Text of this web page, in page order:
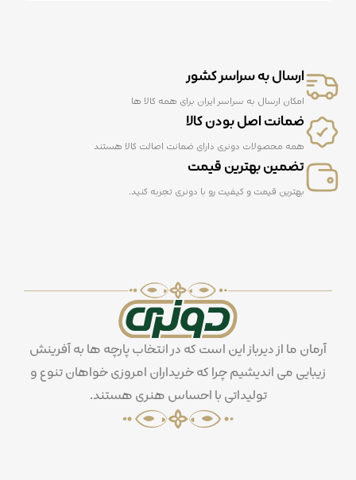
ارسال به سراسر کشور
امکان ارسال به سراسر ایران برای همه کالا ها
ضمانت اصل بودن کالا
همه محصولات دونری دارای ضمانت اصالت کالا هستند
تضمین بهترین قیمت
بهترین قیمت و کیفیت رو با دونری تجربه کنید.
آرمان ما از دیرباز این است که در انتخاب پارچه ها به آفرینش
زیبایی می اندیشیم چرا که خریداران امروزی خواهان تنوع و
تولیداتی با احساس هنری هستند.